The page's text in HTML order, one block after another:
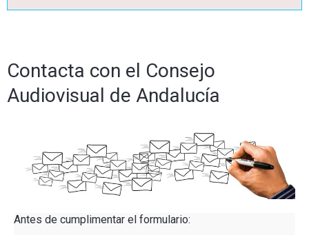
Contacta con el Consejo
Audiovisual de Andalucía
Antes de cumplimentar el formulario: